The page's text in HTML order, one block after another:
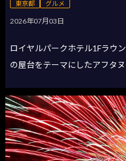
東京都 グルメ
2026年07月03日
ロイヤルパークホテル1Fラウ
の屋台をテーマにしたアフタ